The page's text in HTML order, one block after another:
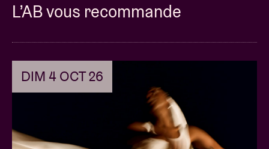
L’AB vous recommande
DIM 4 OCT 26